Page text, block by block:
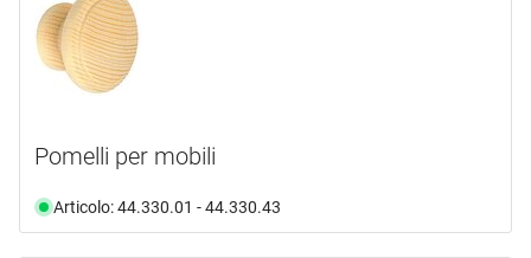
Pomelli per mobili
Articolo: 44.330.01 - 44.330.43